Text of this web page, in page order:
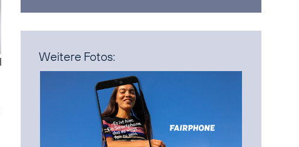
Weitere Fotos: